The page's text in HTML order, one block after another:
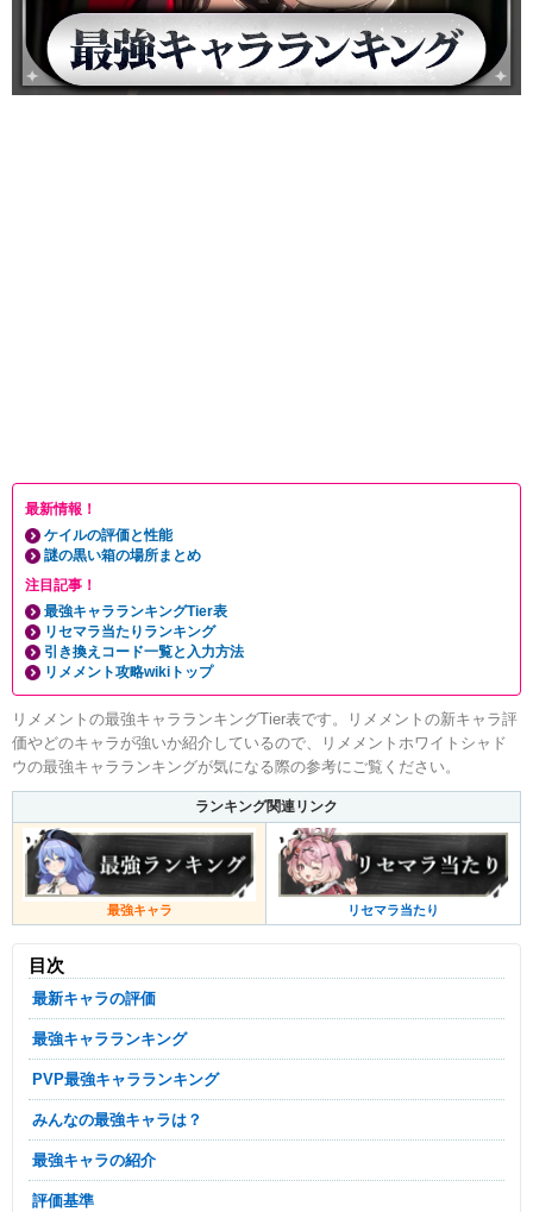
最新情報！
ケイルの評価と性能
謎の黒い箱の場所まとめ
注目記事！
最強キャラランキングTier表
リセマラ当たりランキング
引き換えコード一覧と入力方法
リメメント攻略wikiトップ
リメメントの最強キャラランキングTier表です。リメメントの新キャラ評
価やどのキャラが強いか紹介しているので、リメメントホワイトシャド
ウの最強キャラランキングが気になる際の参考にご覧ください。
ランキング関連リンク
最強キャラ リセマラ当たり
目次
最新キャラの評価
最強キャラランキング
PVP最強キャラランキング
みんなの最強キャラは？
最強キャラの紹介
評価基準